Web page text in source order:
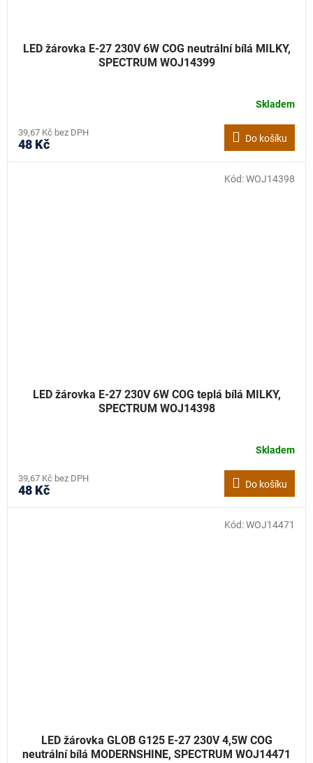
LED žárovka E-27 230V 6W COG neutrální bílá MILKY,
SPECTRUM WOJ14399
Skladem
39,67 Kč bez DPH
48 Kč Do košíku
LED žárovka E-27 230V 6W COG teplá bílá MILKY,
SPECTRUM WOJ14398
Skladem
39,67 Kč bez DPH
48 Kč Do košíku
Kód:WOJ14398
LED žárovka GLOB G125 E-27 230V 4,5W COG
neutrální bílá MODERNSHINE, SPECTRUM WOJ14471
Kód:WOJ14471